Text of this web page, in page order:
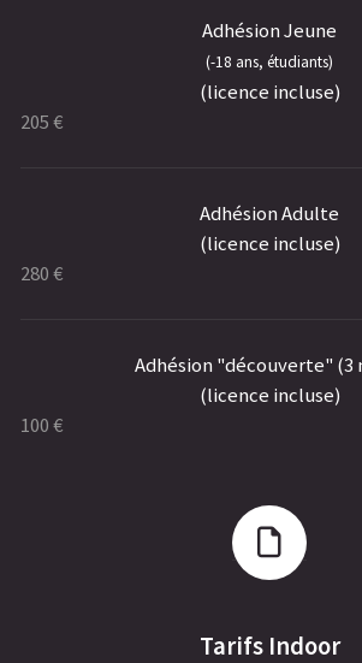
Adhésion Jeune
(-18 ans, étudiants)
(licence incluse)
205 €
Adhésion Adulte
(licence incluse)
280 €
Adhésion "découverte" (3
(licence incluse)
100 €
Tarifs Indoor